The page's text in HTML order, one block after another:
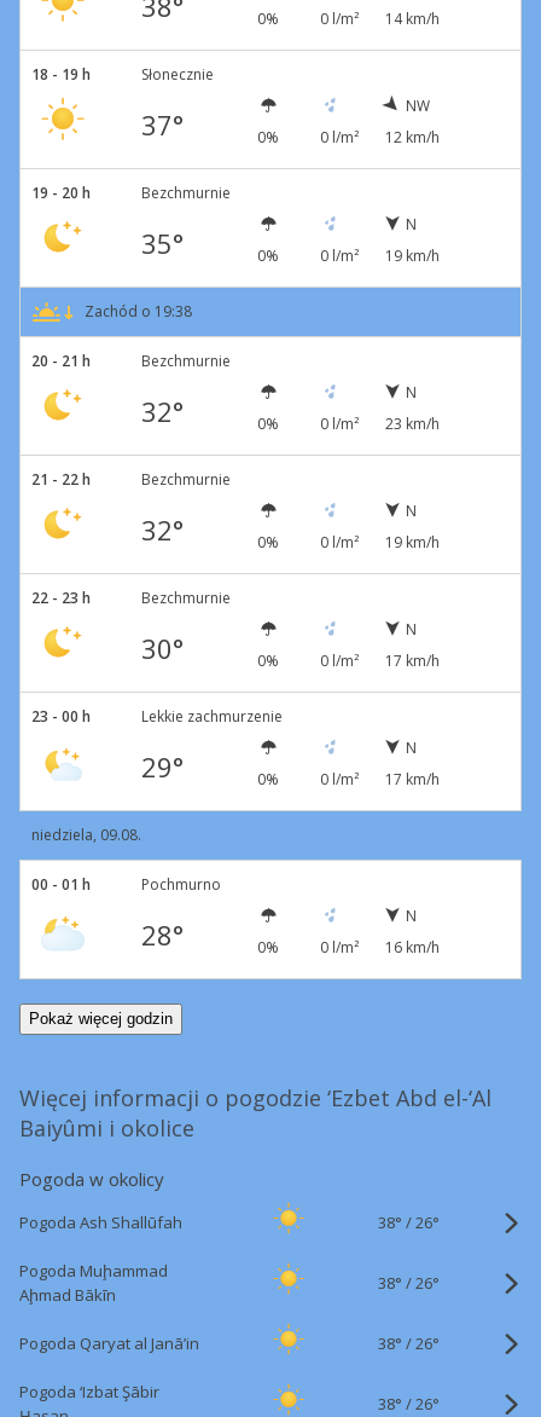
0% 0 l/m²
14 km/h
18 - 19 h Słonecznie
37° 0% 0 l/m²
NW
12 km/h
19 - 20 h Bezchmurnie
35° 0% 0 l/m²
N
19 km/h
Zachód o 19:38
20 - 21 h Bezchmurnie
32° 0% 0 l/m²
N
23 km/h
21 - 22 h Bezchmurnie
32° 0% 0 l/m²
N
19 km/h
22 - 23 h Bezchmurnie
30° 0% 0 l/m²
N
17 km/h
23 - 00 h Lekkie zachmurzenie
29° 0% 0 l/m²
N
17 km/h
niedziela, 09.08.
00 - 01 h Pochmurno
28° 0% 0 l/m²
N
16 km/h
Pokaż więcej godzin
Więcej informacji o pogodzie ‘Ezbet Abd el-‘Al
Baiyûmi i okolice
Pogoda w okolicy
Pogoda Ash Shallūfah 38° /26°
Pogoda Muḩammad
Aḩmad Bākīn
38° /26°
Pogoda Qaryat al Janā’in 38° /26°
Pogoda ‘Izbat Şābir
38° /26°